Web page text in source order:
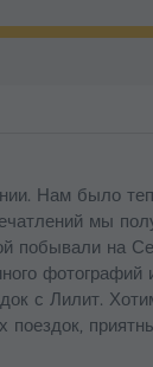
Нам было
мы
побывали на
фотографий
с Лилит.
поездок,